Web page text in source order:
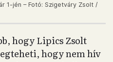
1-jén – Fotó: Szigetváry Zsolt /
hogy Lipics Zsolt
hogy nem hív